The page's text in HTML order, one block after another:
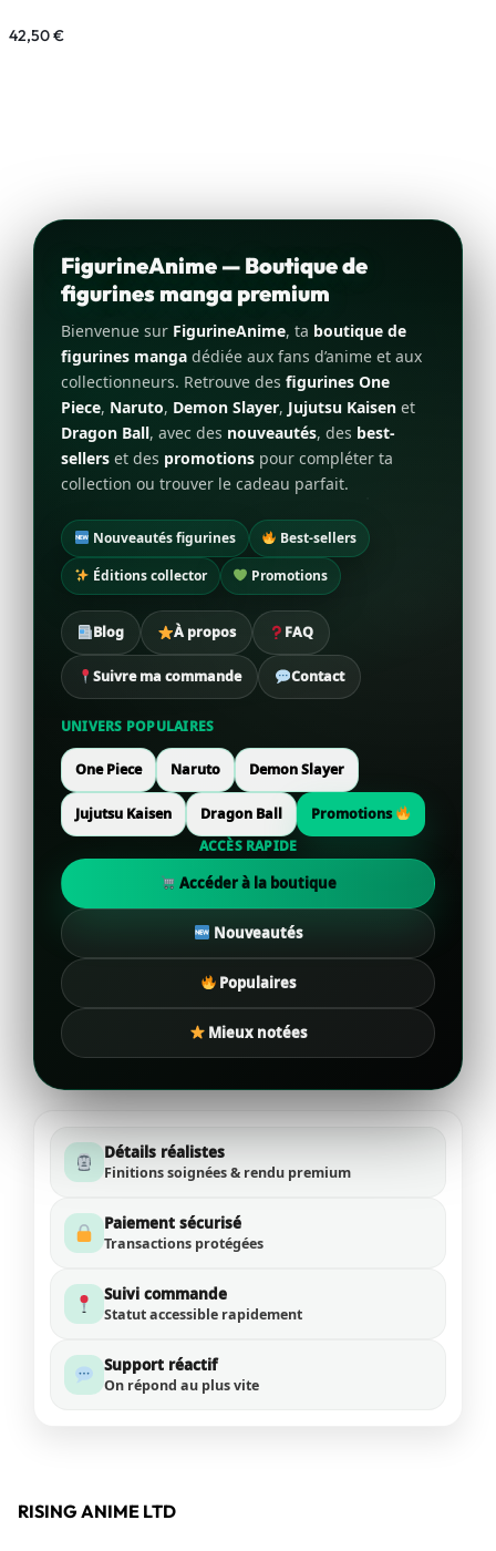
42,50€
FigurineAnime — Boutique de
figurines manga premium
Bienvenue sur FigurineAnime, ta boutique de
figurines manga dédiée aux fans d’anime et aux
collectionneurs. Retrouve des figurines One
Piece, Naruto, Demon Slayer, Jujutsu Kaisen et
Dragon Ball, avec des nouveautés, des best-
sellers et des promotions pour compléter ta
collection ou trouver le cadeau parfait.
Nouveautés figurines
Best-sellers
Éditions collector
Promotions
Blog À propos FAQ
Suivre ma commande Contact
UNIVERS POPULAIRES
One Piece Naruto Demon Slayer
Jujutsu Kaisen Dragon Ball
Promotions
ACCÈS RAPIDE
Accéder à la boutique
Nouveautés
Populaires
Mieux notées
Détails réalistes
Finitions soignées & rendu premium
Paiement sécurisé
Transactions protégées
Suivi commande
Statut accessible rapidement
Support réactif
On répond au plus vite
RISING ANIME LTD